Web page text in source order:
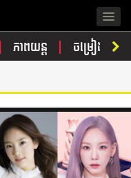
ភាពយន្ត ចម្រៀង